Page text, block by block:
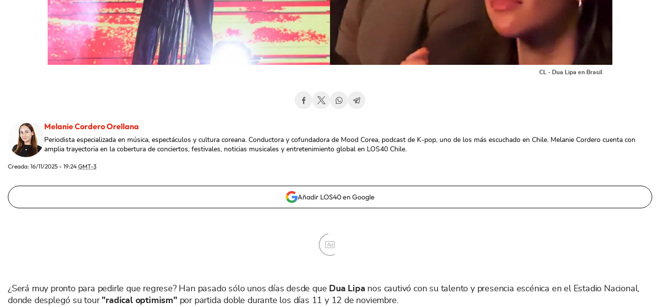
CL - Dua Lipa en Brasil
Melanie Cordero Orellana
Periodista especializada en música, espectáculos y cultura coreana. Conductora y cofundadora de Mood Corea, podcast de K-pop, uno de los más escuchado en Chile. Melanie Cordero cuenta con
amplia trayectoria en la cobertura de conciertos, festivales, noticias musicales y entretenimiento global en LOS40 Chile.
Creada: 16/11/2025 - 19:24 GMT-3
Añadir LOS40 en Google
Ad
¿Será muy pronto para pedirle que regrese? Han pasado sólo unos días desde que Dua Lipa nos cautivó con su talento y presencia escénica en el Estadio Nacional,
donde desplegó su tour"radical optimism" por partida doble durante los días 11 y 12 de noviembre.